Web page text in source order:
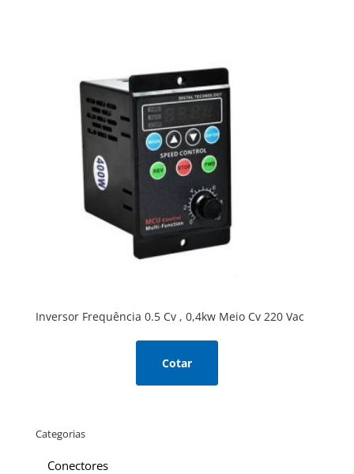
Inversor Frequência 0.5 Cv , 0,4kw Meio Cv 220 Vac
Cotar
Categorias
Conectores